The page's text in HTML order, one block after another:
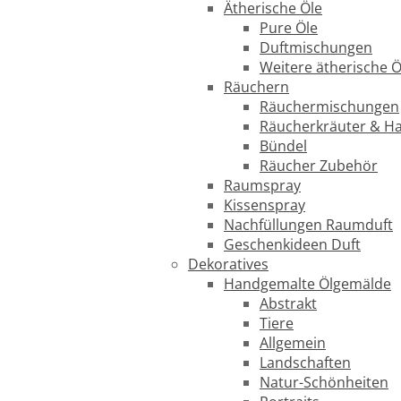
Ätherische Öle
Pure Öle
Duftmischungen
Weitere ätherische
Räuchern
Räuchermischungen
Räucherkräuter &
Bündel
Räucher Zubehör
Raumspray
Kissenspray
Nachfüllungen Raumduft
Geschenkideen Duft
Dekoratives
Handgemalte Ölgemälde
Abstrakt
Tiere
Allgemein
Landschaften
Natur-Schönheiten